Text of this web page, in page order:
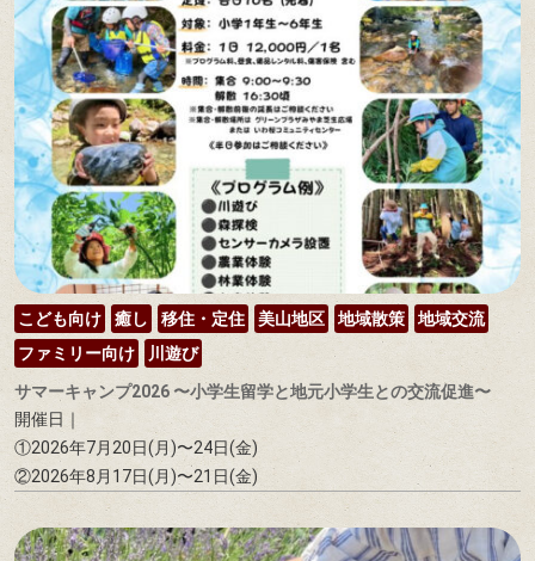
こども向け 癒し 移住・定住 美山地区 地域散策
地域交流
ファミリー向け
川遊び
サマーキャンプ2026 〜小学生留学と地元小学生との交流促進〜
開催日｜
①2026年7月20日(月)〜24日(金)
②2026年8月17日(月)〜21日(金)